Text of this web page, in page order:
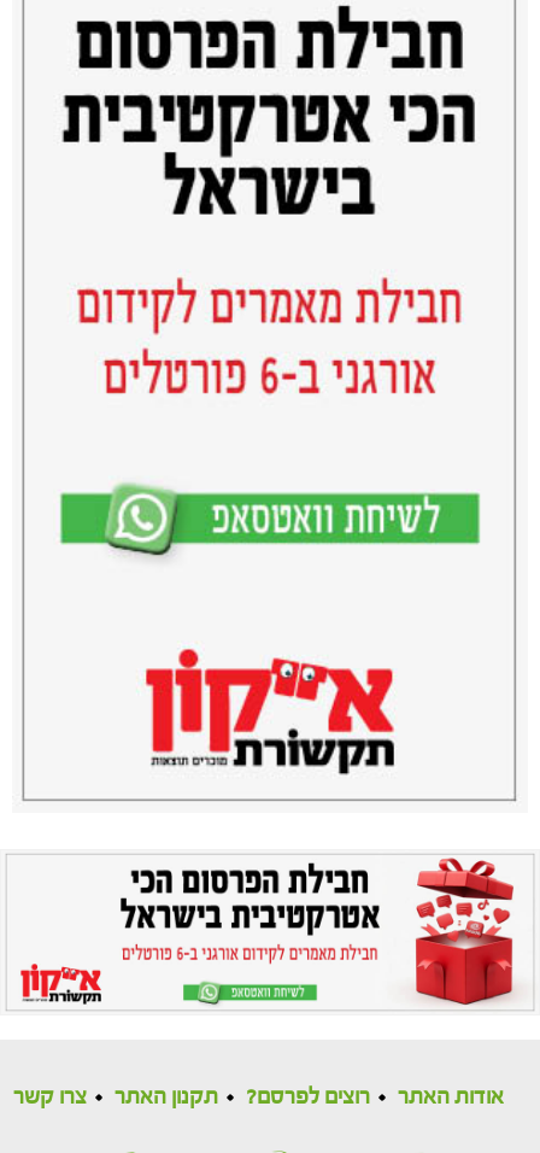
אודות האתר רוצים לפרסם? תקנון האתר צרו קשר